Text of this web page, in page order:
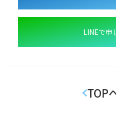
LINEで申
TOP